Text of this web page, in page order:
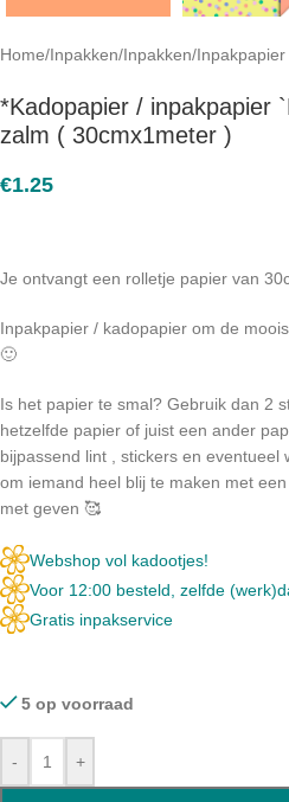
Home/Inpakken/Inpakken/Inpakpapier
*Kadopapier / inpakpapier
zalm ( 30cmx1meter )
€1.25
Je ontvangt een rolletje papier van
Inpakpapier / kadopapier om de
🙂
Is het papier te smal? Gebruik dan 2
hetzelfde papier of juist een ander
bijpassend lint , stickers en eventueel
om iemand heel blij te maken met
met geven 🥰
Webshop vol kadootjes!
Voor 12:00 besteld, zelfde
Gratis inpakservice
5 op voorraad
- +